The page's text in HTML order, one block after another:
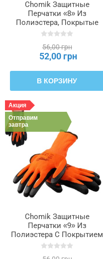
Chomik Защитные
Перчатки «8» Из
Полиэстера, Покрытые
Латексом, упаковка = 12,
56,00 грн
52,00 грн
В КОРЗИНУ
Акция
Отправим
завтра
Chomik Защитные
Перчатки «9» Из
Полиэстера С Покрытием
Из Латекса упаковка = 12,